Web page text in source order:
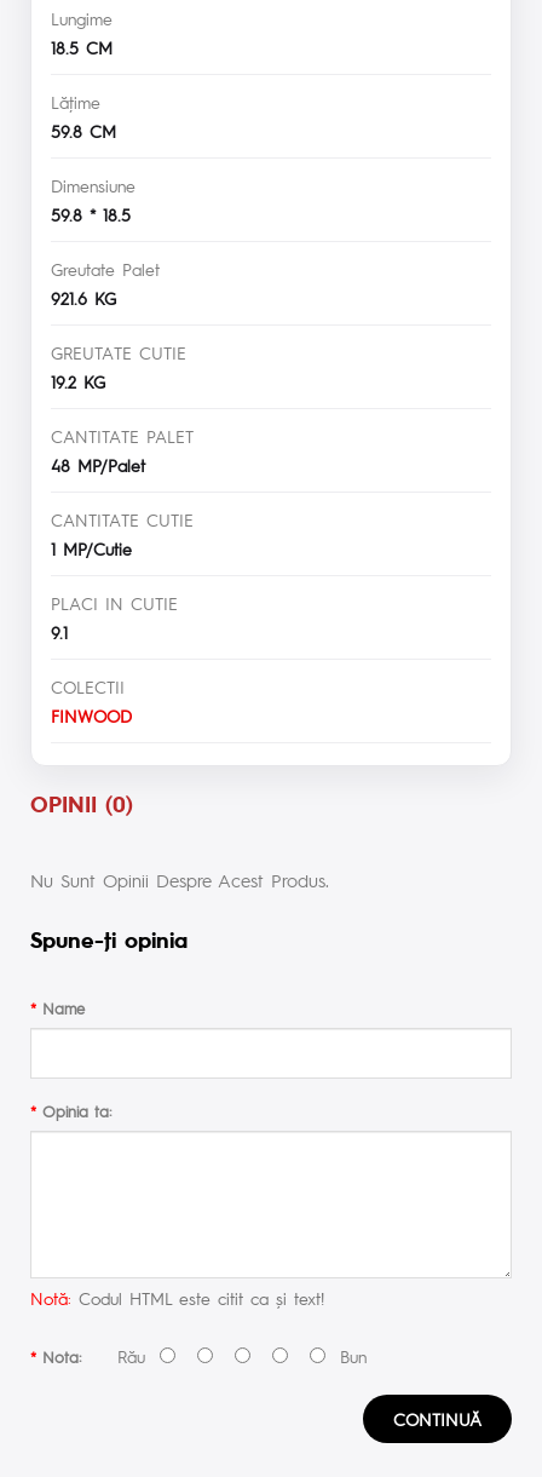
Lungime
18.5 CM
Lăţime
59.8 CM
Dimensiune
59.8 * 18.5
Greutate Palet
921.6 KG
GREUTATE CUTIE
19.2 KG
CANTITATE PALET
48 MP/Palet
CANTITATE CUTIE
1 MP/Cutie
PLACI IN CUTIE
9.1
COLECTII
FINWOOD
OPINII (0)
Nu Sunt Opinii Despre Acest Produs.
Spune-ţi opinia
Name
Opinia ta:
Notă: Codul HTML este citit ca şi text!
Nota:Rău Bun
CONTINUĂ